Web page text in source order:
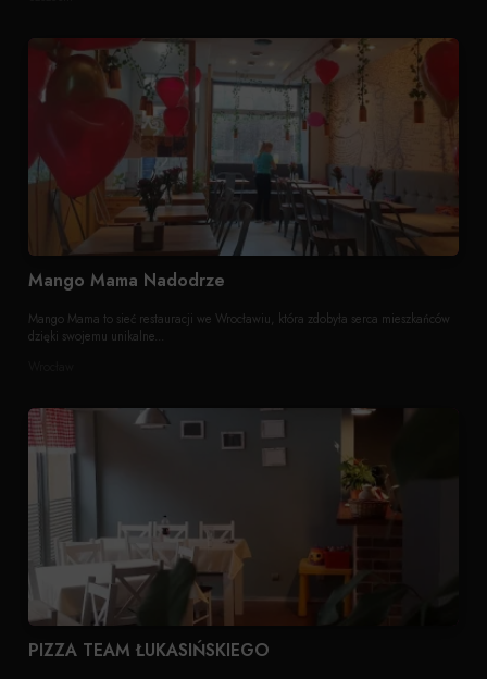
Mango Mama Nadodrze
Mango Mama to sieć restauracji we Wrocławiu, która zdobyła serca mieszkańców
dzięki swojemu unikalne...
PIZZA TEAM ŁUKASIŃSKIEGO